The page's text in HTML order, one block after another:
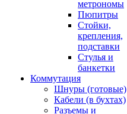
метрономы
Пюпитры
Стойки,
крепления,
подставки
Стулья и
банкетки
Коммутация
Шнуры (готовые)
Кабели (в бухтах)
Разъемы и